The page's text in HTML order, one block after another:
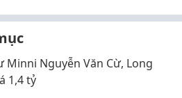
Minni Nguyễn Văn Cừ, Long
1,4 tỷ